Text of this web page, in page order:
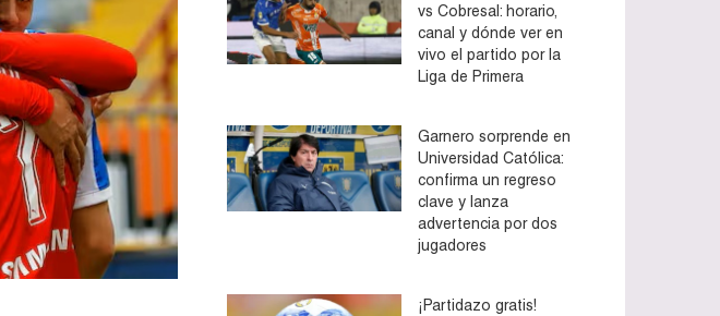
vs Cobresal: horario,
canal y dónde ver en
vivo el partido por la
Liga de Primera
Garnero sorprende en
Universidad Católica:
confirma un regreso
clave y lanza
advertencia por dos
jugadores
¡Partidazo gratis!